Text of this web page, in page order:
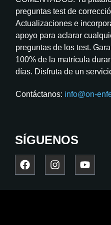
preguntas test de
Actualizaciones e
apoyo para aclarar
preguntas de los test.
100% de la matrícula
días. Disfruta de un
Contáctanos: info@on-
SÍGUENOS